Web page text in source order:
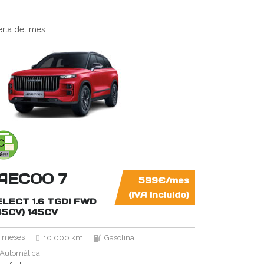
del mes
599€/mes
(IVA incluido)
7
1.6 TGDI FWD
145CV
10.000 km
Gasolina
Automática